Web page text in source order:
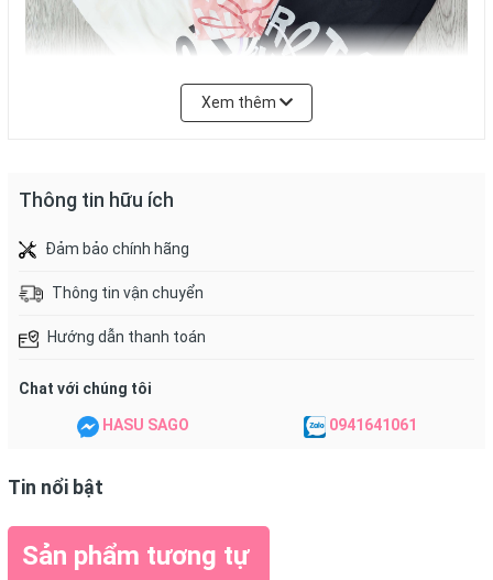
Xem thêm
Thông tin hữu ích
Đảm bảo chính hãng
Thông tin vận chuyển
Hướng dẫn thanh toán
Chat với chúng tôi
HASU SAGO 0941641061
Tin nổi bật
Sản phẩm tương tự